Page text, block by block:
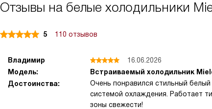
Отзывы на белые холодильники
5 110 отзывов
Владимир
16.06.2026
Модель:
Встраиваемый холодильник
Достоинства:
Очень понравился стильный
системой охлаждения. Работает
зоны свежести!